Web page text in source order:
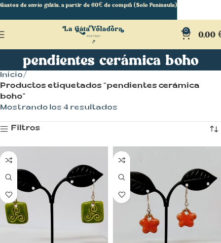
0 0,00
pendientes cerámica boho
Inicio
Productos etiquetados “pendientes cerámica
boho”
Mostrando los 4 resultados
Filtros
Gastos de envío gratis, a partir de 60€ de compra (Solo Península)